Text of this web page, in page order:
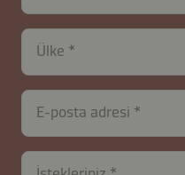
Ülke
contactTR-
B2B-
26627-
czb4k7IigBJlrDPX
E-posta adresi